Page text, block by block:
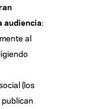
audiencia:
al
(los